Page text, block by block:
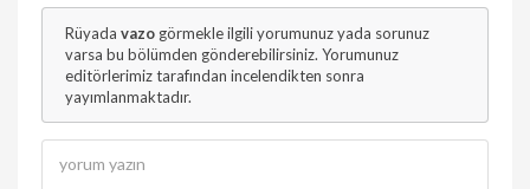
Rüyada vazogörmekle ilgili yorumunuz yada sorunuz
varsa bu bölümden gönderebilirsiniz. Yorumunuz
editörlerimiz tarafından incelendikten sonra
yayımlanmaktadır.